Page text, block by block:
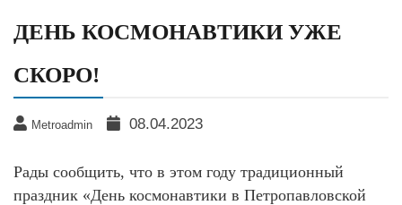
ДЕНЬ КОСМОНАВТИКИ УЖЕ
СКОРО!
Metroadmin 08.04.2023
Рады сообщить, что в этом году традиционный
праздник «День космонавтики в Петропавловской